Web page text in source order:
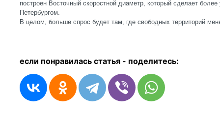
построен Восточный скоростной диаметр, который сделает
Петербургом.
В целом, больше спрос будет там, где свободных территорий
если понравилась статья - поделитесь: